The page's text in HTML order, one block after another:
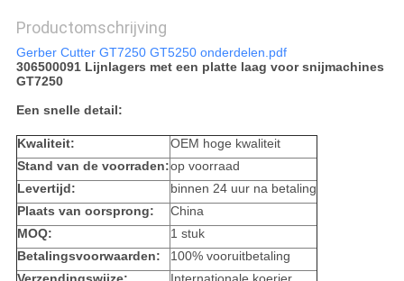
Productomschrijving
Gerber Cutter GT7250 GT5250 onderdelen.pdf
306500091 Lijnlagers met een platte laag voor snijmachines
GT7250
Een snelle detail:
Kwaliteit:
OEM hoge kwaliteit
Stand van de voorraden:op voorraad
Levertijd:
binnen 24 uur na betaling
Plaats van oorsprong:
China
MOQ:
1 stuk
Betalingsvoorwaarden:
100% vooruitbetaling